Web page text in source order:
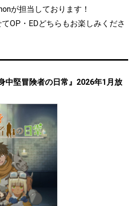
が担当しております！
OP・EDどちらもお楽しみくださ
中堅冒険者の日常』2026年1月放